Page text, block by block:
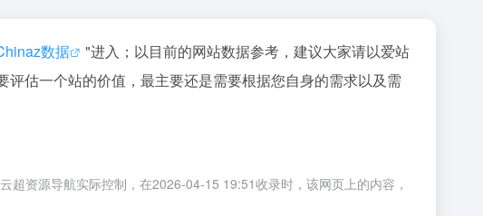
数据
"进入；以目前的网站数据参考，建议大家请以爱站
估一个站的价值，最主要还是需要根据您自身的需求以及需
资源导航实际控制，在2026-04-15 19:51收录时，该网页上的内容，